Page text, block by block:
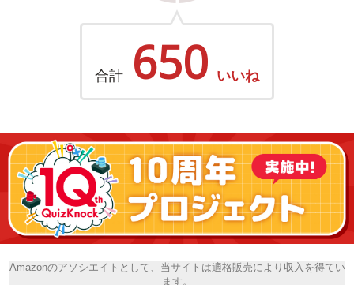
合計 650 いいね
Amazonのアソシエイトとして、当サイトは適格販売により収入を得てい
ます。